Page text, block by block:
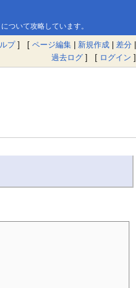
ついて攻略しています。
プ] [ ページ編集 | 新規作成 | 差分 |
過去ログ ] [ ログイン ]